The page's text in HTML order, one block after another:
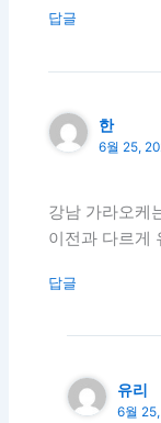
답글
한
6월 25,
강남 가라오케
이전과 다르게
답글
유리
6월